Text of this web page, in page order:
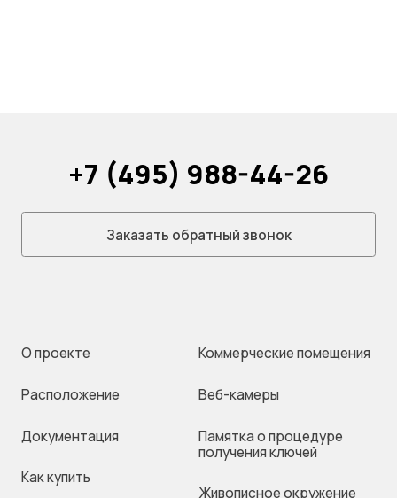
+7 (495) 988-44-26
Заказать обратный звонок
О проекте
Раcположение
Документация
Как купить
Коммерческие помещения
Веб-камеры
Памятка о процедуре
получения ключей
Живописное окружение